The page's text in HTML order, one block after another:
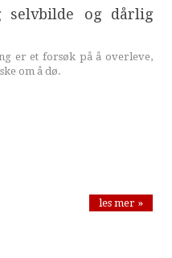
og dårlig
er et forsøk på å overleve,
om å dø.
les mer »